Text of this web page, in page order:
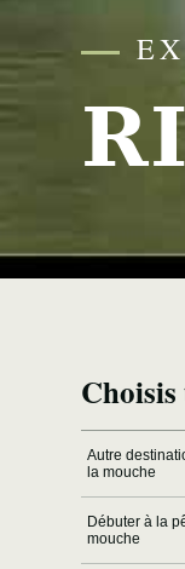
Autre
la mouche
Débuter à la
mouche